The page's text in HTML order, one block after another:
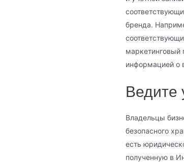
бренда.
маркетинговый
информацией о
Ведите
Владельцы
безопасного
есть
полученную в